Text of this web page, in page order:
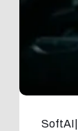
SoftAI